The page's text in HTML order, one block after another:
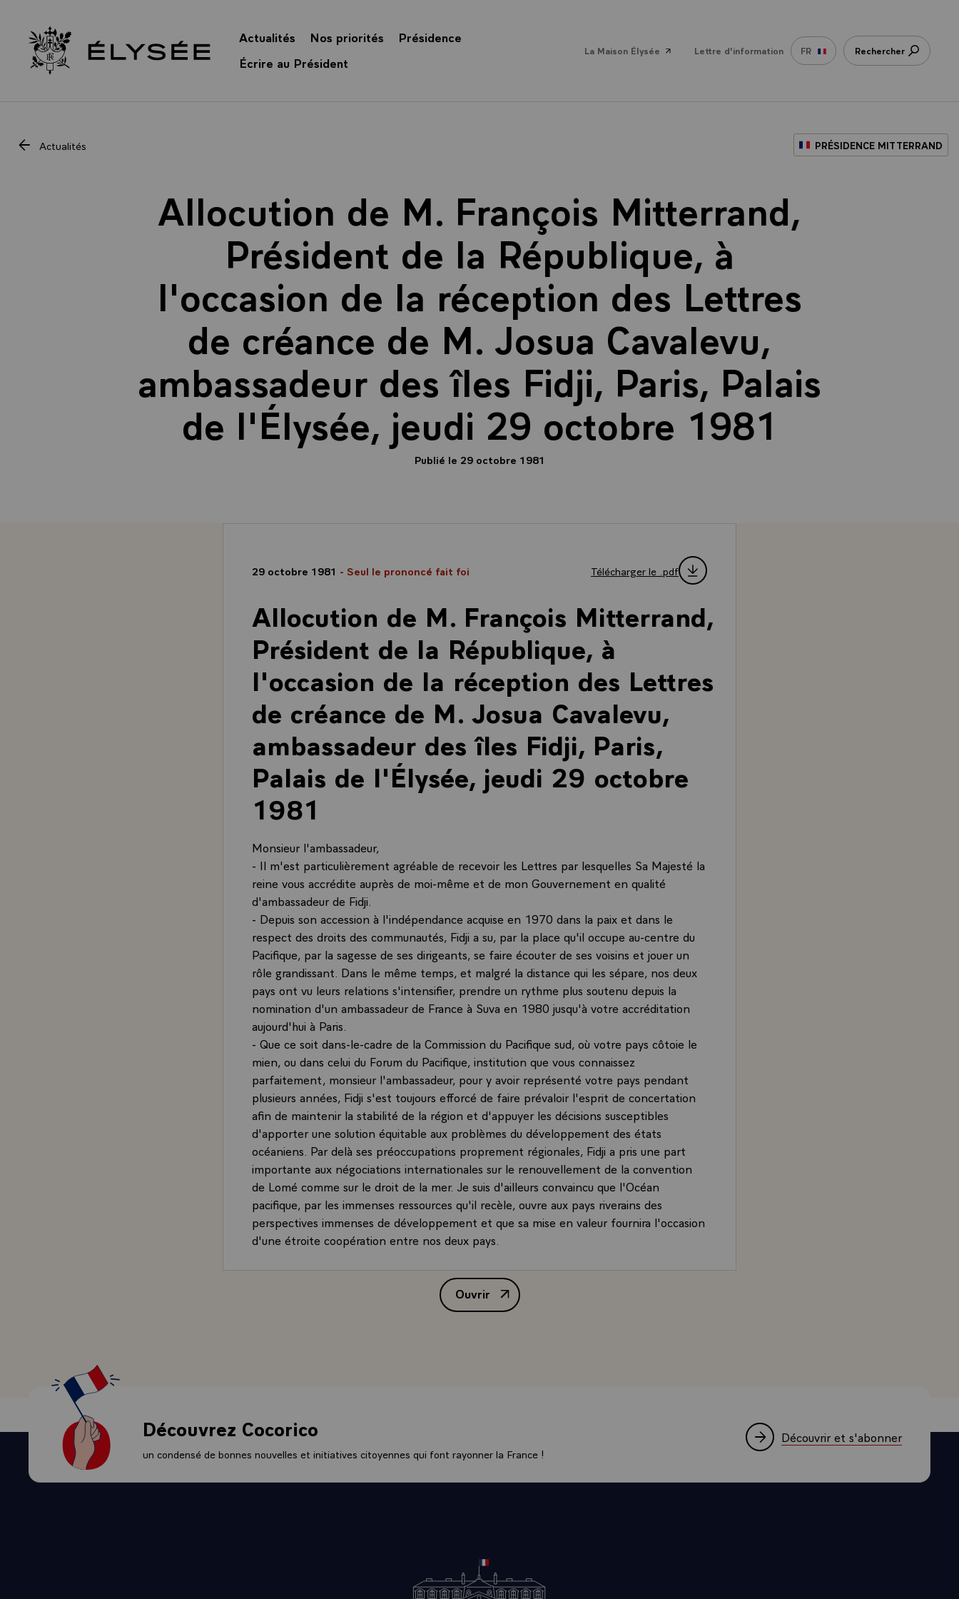
Retour à l’accueil Élysée
Actualités Nos priorités
Présidence
Écrire au Président
La Maison Élysée Lettre d'information FR Rechercher
Actualités PRÉSIDENCE MITTERRAND
Allocution de M. François Mitterrand,
Président de la République, à
l'occasion de la réception des Lettres
de créance de M. Josua Cavalevu,
ambassadeur des îles Fidji, Paris, Palais
de l'Élysée, jeudi 29 octobre 1981
Publié le 29 octobre 1981
29 octobre 1981 - Seul le prononcé fait foi Télécharger le .pdf
Allocution de M. François Mitterrand,
Président de la République, à
l'occasion de la réception des Lettres
de créance de M. Josua Cavalevu,
ambassadeur des îles Fidji, Paris,
Palais de l'Élysée, jeudi 29 octobre
1981
Monsieur l'ambassadeur,
- Il m'est particulièrement agréable de recevoir les Lettres par lesquelles Sa Majesté la
reine vous accrédite auprès de moi-même et de mon Gouvernement en qualité
d'ambassadeur de Fidji.
- Depuis son accession à l'indépendance acquise en 1970 dans la paix et dans le
respect des droits des communautés, Fidji a su, par la place qu'il occupe au-centre du
Pacifique, par la sagesse de ses dirigeants, se faire écouter de ses voisins et jouer un
rôle grandissant. Dans le même temps, et malgré la distance qui les sépare, nos deux
pays ont vu leurs relations s'intensifier, prendre un rythme plus soutenu depuis la
nomination d'un ambassadeur de France à Suva en 1980 jusqu'à votre accréditation
aujourd'hui à Paris.
- Que ce soit dans-le-cadre de la Commission du Pacifique sud, où votre pays côtoie le
mien, ou dans celui du Forum du Pacifique, institution que vous connaissez
parfaitement, monsieur l'ambassadeur, pour y avoir représenté votre pays pendant
plusieurs années, Fidji s'est toujours efforcé de faire prévaloir l'esprit de concertation
afin de maintenir la stabilité de la région et d'appuyer les décisions susceptibles
d'apporter une solution équitable aux problèmes du développement des états
océaniens. Par delà ses préoccupations proprement régionales, Fidji a pris une part
importante aux négociations internationales sur le renouvellement de la convention
de Lomé comme sur le droit de la mer. Je suis d'ailleurs convaincu que l'Océan
pacifique, par les immenses ressources qu'il recèle, ouvre aux pays riverains des
perspectives immenses de développement et que sa mise en valeur fournira l'occasion
d'une étroite coopération entre nos deux pays.
veux rappeler à cet égard le rôle du contingent fidjien de la Force d'intervention des
Nations unies au Liban `FINUL`, qui, côte à côte avec le contingent français et ayant
connu les mêmes dures épreuves, est un facteur précieux pour le maintien de la paix
voisins comme proches riverains du Pacifique. La politique de bon voisinage que nos
deux pays poursuivent sans heurts depuis votre indépendance, il y a plus de dix ans,
pouvoir accueillir en France, quand il en marquera le voeu, votre Premier ministre, sir
Kamisese Ratu MARA, dont les éminentes qualités d'homme d'Etat sont
Ouvrir
Allocution de M. François Mitterrand, Président de la République, à l'occasion de la
Découvrez Cocorico
un condensé de bonnes nouvelles et initiatives citoyennes qui font rayonner la France !
Découvrir et s'abonner